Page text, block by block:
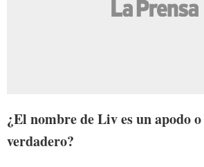
¿El nombre de Liv es un apodo
verdadero?